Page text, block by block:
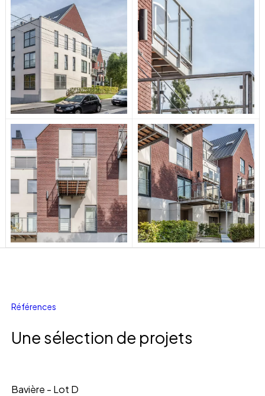
Références
Une sélection de projets
Bavière - Lot D